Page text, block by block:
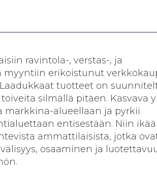
ravintola-, verstas-, ja
erikoistunut
tuotteet on
silmällä pitäen. Kasvava
markkina-alueellaan ja pyrkii
entisestään. Niin
ammattilaisista, jotka
osaaminen ja